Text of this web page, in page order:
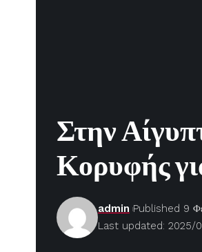
Στην
Κορυφής
Last updated: 2025/
admin Published 9